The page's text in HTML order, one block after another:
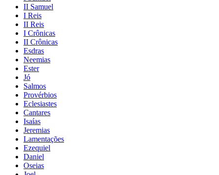
II Samuel
I Reis
II Reis
I Crônicas
II Crônicas
Esdras
Neemias
Ester
Jó
Salmos
Provérbios
Eclesiastes
Cantares
Isaías
Jeremias
Lamentações
Ezequiel
Daniel
Oseias